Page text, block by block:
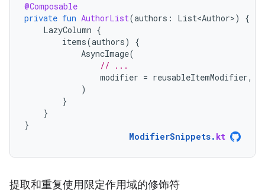
@Composable
private fun AuthorList(authors : List<Author>)
{
LazyColumn {
items(authors)
{
AsyncImage(
// ...
modifier = reusableItemModifier,
)
}
}
}
ModifierSnippets. kt
提取和重复使用限定作用域的修饰符